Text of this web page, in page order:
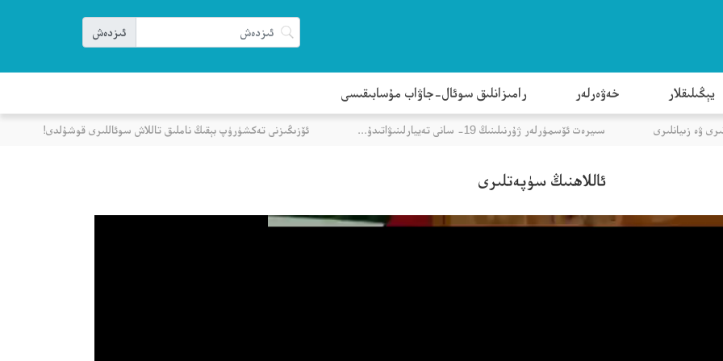
يېڭىلىقلار خەۋەرلەر رامىزانلىق سوئال-جاۋاب مۇسابىقىسى
ۋە زىيانلىرى سىيرەت ئۆسمۈرلەر ژۇرنىلىنىڭ 19- سانى تەييارلىنىۋاتىدۇ... ئۆزىڭىزنى تەكشۈرۈپ بېقىڭ ناملىق تاللاش سوئاللىرى قوشۇلدى!
ئاللاھنىڭ سۈپەتلىرى